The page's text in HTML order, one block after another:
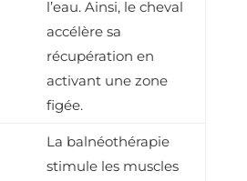
l’eau. Ainsi, le cheval
accélère sa
récupération en
activant une zone
figée.
La balnéothérapie
stimule les muscles